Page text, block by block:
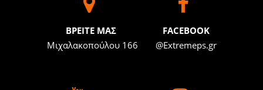
BΡΕΙΤΕ ΜΑΣ
Μιχαλακοπούλου 166
FACEBOOK
@Extremeps.gr